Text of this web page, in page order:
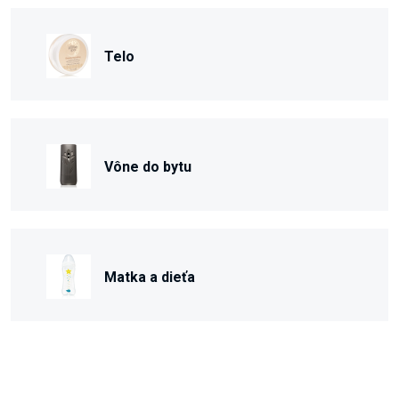
Telo
Vône do bytu
Matka a dieťa